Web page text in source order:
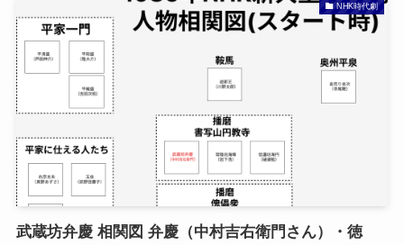
NHK時代劇
武蔵坊弁慶 相関図 弁慶（中村吉右衛門さん）・徳